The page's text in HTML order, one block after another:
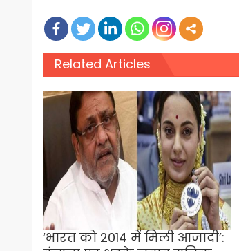
Related Articles
‘भारत को 2014 में मिली आजादी’: